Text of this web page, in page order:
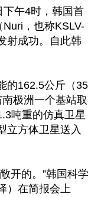
下午4时，韩国首
Nuri，也称KSLV-
射成功。自此韩
的162.5公斤（35
极洲一个基站取
吨重的仿真卫星
立方体卫星送入
开的。”韩国科学
）在简报会上